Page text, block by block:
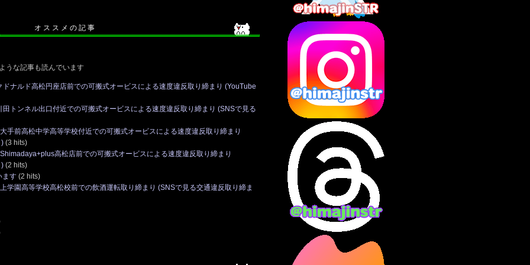
オ ス ス メ の 記 事
うな記事も読んでいます
ナルド高松円座店前での可搬式オービスによる速度違反取り締まり (YouTube
トンネル出口付近での可搬式オービスによる速度違反取り締まり (SNSで見る
手前高松中学高等学校付近での可搬式オービスによる速度違反取り締まり
) (3 hits)
高松店前での可搬式オービスによる速度違反取り締まり
) (2 hits)
ます (2 hits)
学園高等学校高松校前での飲酒運転取り締まり (SNSで見る交通違反取り締ま
2025年2月(10)
2025年1月
2024年12月
2024年11月(13)
2024年10月
2024年9月 (14)
2024年8月 (13)
2024年7月
(7)
2024年6月(10)
2024年5月(12)
2024年4月(15)
2024年3月
2024年1月
2023年12月
2023年11月 (4)
2023年10月
(3)
2023年9月
2023年8月(12)
2023年7月
(14)
2023年6月
2023年5月
(5)
2023年4月(6)
2023年3月
(3)
2023年1月
2022年12月
2022年11月